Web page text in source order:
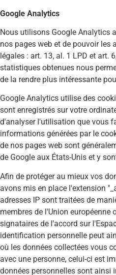
Google Analytics
Nous utilisons Google Analytics
nos pages web et de pouvoir les
légales : art. 13, al. 1 LPD et art.
statistiques obtenues nous
de la rendre plus intéressante
Google Analytics utilise des
sont enregistrés sur votre
d'analyser l'utilisation que vous
informations générées par le
de nos pages web sont
de Google aux États-Unis et y
Afin de protéger au mieux vos
avons mis en place l'extension
adresses IP sont traitées de
membres de l'Union européenne
signataires de l'accord sur
identification personnelle peut
où les données collectées vous
avec une personne, celui-ci est
données personnelles sont ainsi